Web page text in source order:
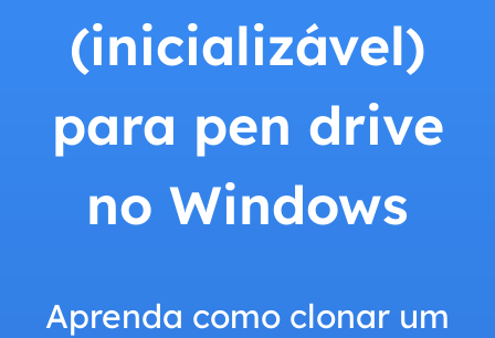
(inicializável)
para pen drive
no Windows
Aprenda como clonar um